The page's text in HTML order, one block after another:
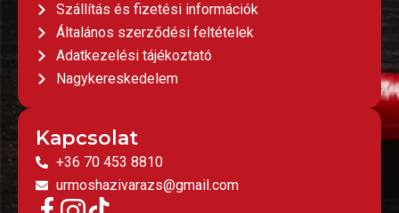
Szállítás és fizetési információk
Általános szerződési feltételek
Adatkezelési tájékoztató
Nagykereskedelem
Kapcsolat
+36 70 453 8810
urmoshazivarazs@gmail.com